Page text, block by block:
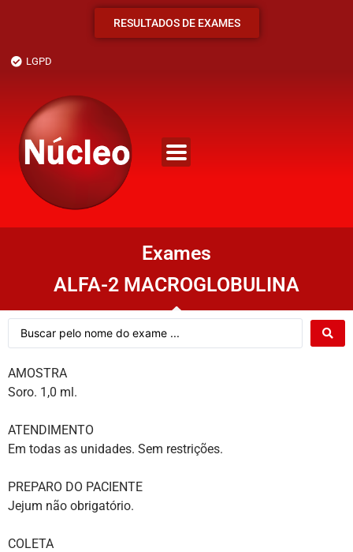
RESULTADOS DE EXAMES
LGPD
Exames
ALFA-2 MACROGLOBULINA
AMOSTRA
Soro. 1,0 ml.
ATENDIMENTO
Em todas as unidades. Sem restrições.
PREPARO DO PACIENTE
Jejum não obrigatório.
COLETA